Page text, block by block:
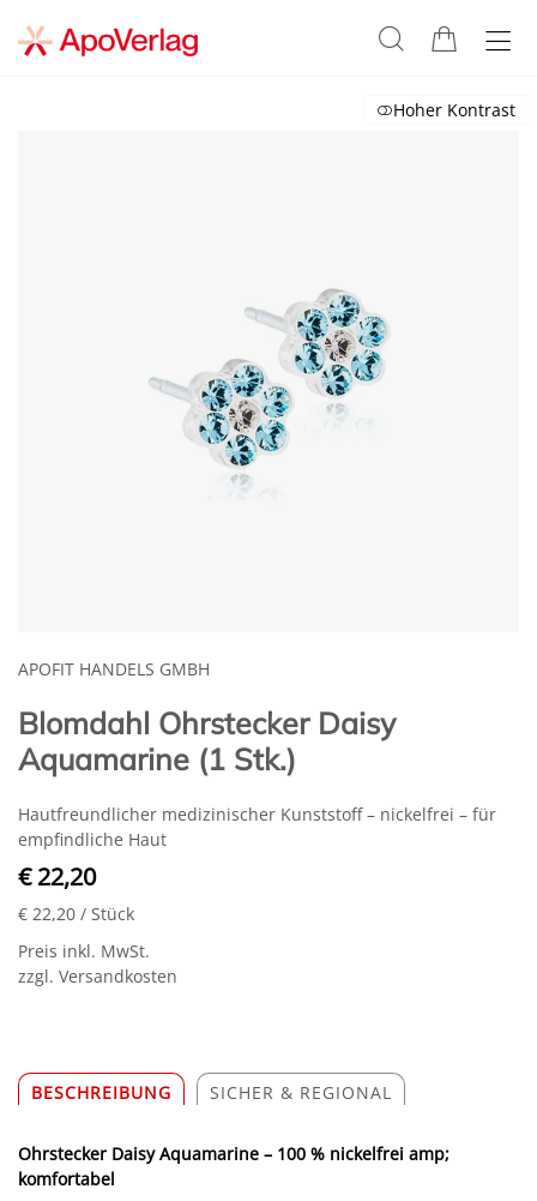
Hoher Kontrast
APOFIT HANDELS GMBH
Blomdahl Ohrstecker Daisy
Aquamarine (1 Stk.)
Hautfreundlicher medizinischer Kunststoff – nickelfrei – für
empfindliche Haut
€ 22,20
€ 22,20 / Stück
Preis inkl. MwSt.
zzgl. Versandkosten
BESCHREIBUNG SICHER & REGIONAL
Ohrstecker Daisy Aquamarine – 100 % nickelfrei amp;
komfortabel